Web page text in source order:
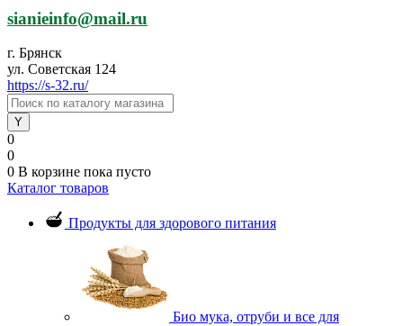
sianieinfo@mail.ru
г. Брянск
ул. Советская 124
https://s-32.ru/
0
0
0 В корзине пока пусто
Каталог товаров
Продукты для здорового питания
Био мука, отруби и все для